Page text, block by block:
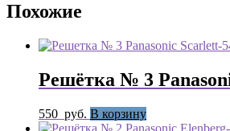
Похожие
Решётка № 3
550 руб. В корзину